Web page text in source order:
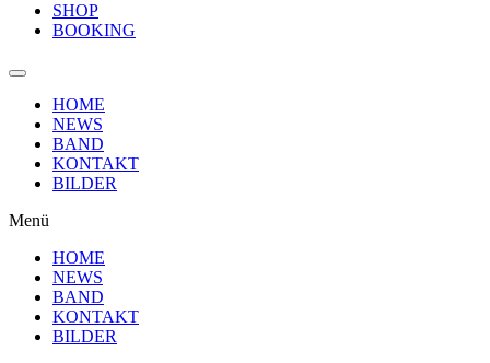
SHOP
BOOKING
HOME
NEWS
BAND
KONTAKT
BILDER
Menü
HOME
NEWS
BAND
KONTAKT
BILDER